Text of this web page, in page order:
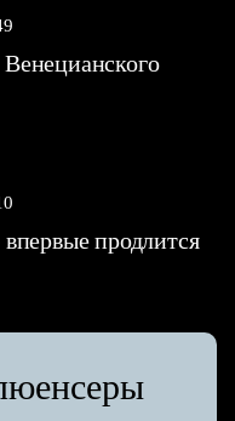
продлится